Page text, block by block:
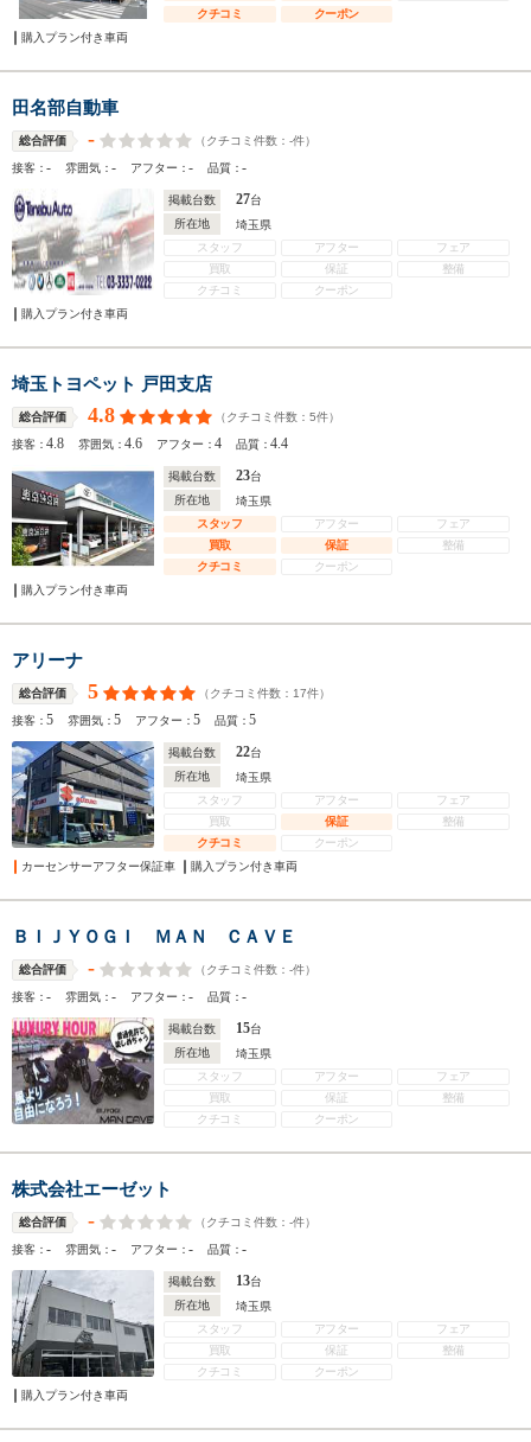
クチコミ
クーポン
購入プラン付き車両
田名部自動車
総合評価 - （クチコミ件数： -件）
接客：- 雰囲気：- アフター：- 品質：-
掲載台数 27台
所在地
埼玉県
スタッフ
アフター
フェア
買取
保証
整備
クチコミ
クーポン
購入プラン付き車両
埼玉トヨペット 戸田支店
総合評価 4.8 （クチコミ件数： 5件）
接客：4.8 雰囲気：4.6 アフター：4 品質：4.4
掲載台数 23台
所在地
埼玉県
スタッフ
アフター
フェア
買取
保証
整備
クチコミ
クーポン
購入プラン付き車両
アリーナ
総合評価 5 （クチコミ件数： 17件）
接客：5 雰囲気：5 アフター：5 品質：5
掲載台数 22台
所在地
埼玉県
スタッフ
アフター
フェア
買取
保証
整備
クチコミ
クーポン
カーセンサーアフター保証車
購入プラン付き車両
ＢＩＪＹＯＧＩ ＭＡＮ ＣＡＶＥ
総合評価 - （クチコミ件数： -件）
接客：- 雰囲気：- アフター：- 品質：-
掲載台数 15台
所在地
埼玉県
スタッフ
アフター
フェア
買取
保証
整備
クチコミ
クーポン
株式会社エーゼット
総合評価 - （クチコミ件数： -件）
接客：- 雰囲気：- アフター：- 品質：-
掲載台数 13台
所在地
埼玉県
スタッフ
アフター
フェア
買取
保証
整備
クチコミ
クーポン
購入プラン付き車両